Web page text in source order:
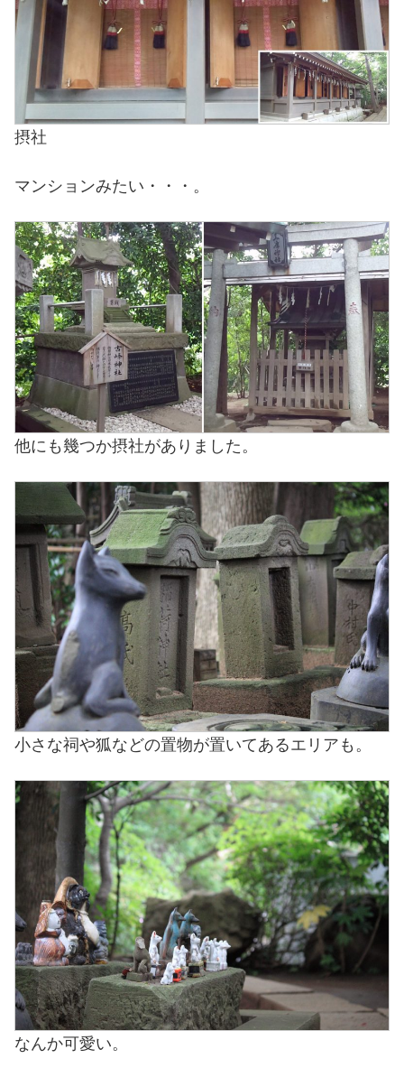
摂社
マンションみたい・・・。
他にも幾つか摂社がありました。
小さな祠や狐などの置物が置いてあるエリアも。
なんか可愛い。